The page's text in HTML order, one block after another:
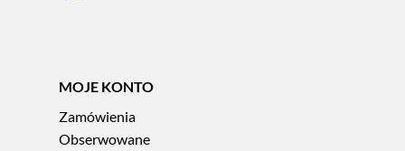
MOJE KONTO
Zamówienia
Obserwowane